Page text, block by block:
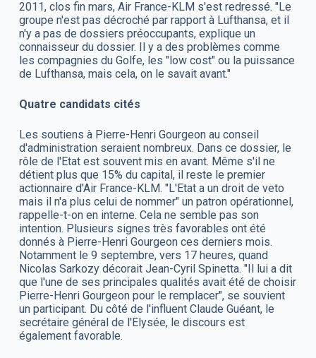
2011, clos fin mars, Air France-KLM s'est redressé. "Le
groupe n'est pas décroché par rapport à Lufthansa, et il
n'y a pas de dossiers préoccupants, explique un
connaisseur du dossier. Il y a des problèmes comme
les compagnies du Golfe, les "low cost" ou la puissance
de Lufthansa, mais cela, on le savait avant."
Quatre candidats cités
Les soutiens à Pierre-Henri Gourgeon au conseil
d'administration seraient nombreux. Dans ce dossier, le
rôle de l'Etat est souvent mis en avant. Même s'il ne
détient plus que 15% du capital, il reste le premier
actionnaire d'Air France-KLM. "L'Etat a un droit de veto
mais il n'a plus celui de nommer" un patron opérationnel,
rappelle-t-on en interne. Cela ne semble pas son
intention. Plusieurs signes très favorables ont été
donnés à Pierre-Henri Gourgeon ces derniers mois.
Notamment le 9 septembre, vers 17 heures, quand
Nicolas Sarkozy décorait Jean-Cyril Spinetta. "Il lui a dit
que l'une de ses principales qualités avait été de choisir
Pierre-Henri Gourgeon pour le remplacer", se souvient
un participant. Du côté de l'influent Claude Guéant, le
secrétaire général de l'Elysée, le discours est
également favorable.